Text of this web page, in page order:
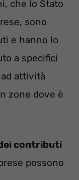
che lo Stato
sono
e hanno lo
a specifici
attività
zone dove è
contributi
possono